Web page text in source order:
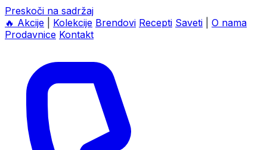
Preskoči na sadržaj
🔥 Akcije Kolekcije Brendovi Recepti Saveti
O nama
Prodavnice Kontakt